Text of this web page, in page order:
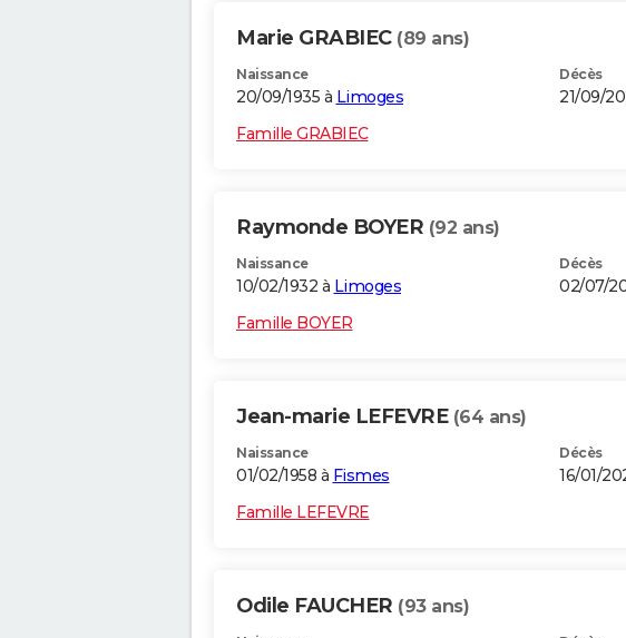
Marie GRABIEC (89 ans)
Naissance
20/09/1935 à Limoges
Décès
21/09/
Famille GRABIEC
Raymonde BOYER (92 ans)
Naissance
10/02/1932 à Limoges
Décès
02/07/
Famille BOYER
Jean-marie LEFEVRE (64 ans)
Naissance
01/02/1958 à Fismes
Décès
16/01/
Famille LEFEVRE
Odile FAUCHER (93 ans)